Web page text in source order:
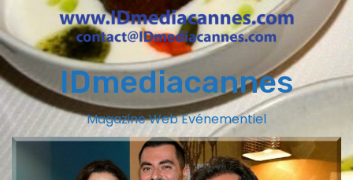
IDmediacannes
Magazine Web Evénementiel